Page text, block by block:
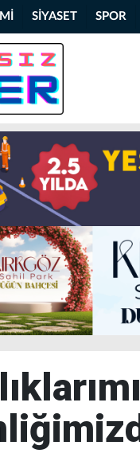
SİYASET SPOR